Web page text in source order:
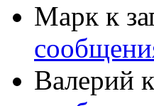
Марк к
Валерий